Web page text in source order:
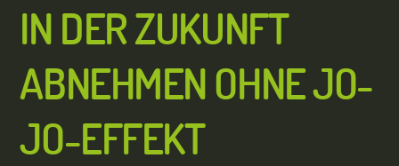
IN DER ZUKUNFT
ABNEHMEN OHNE JO-
JO-EFFEKT